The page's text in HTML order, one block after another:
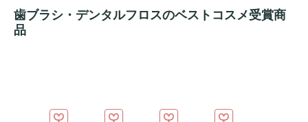
歯ブラシ・デンタルフロスのベストコスメ受賞商
品